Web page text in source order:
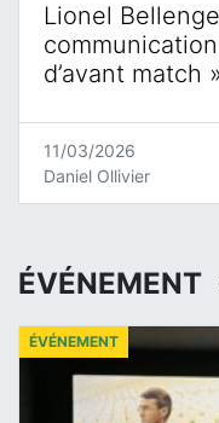
Lionel
d’avant match »
11/03/2026
Daniel Ollivier
ÉVÉNEMENT
ÉVÉNEMENT